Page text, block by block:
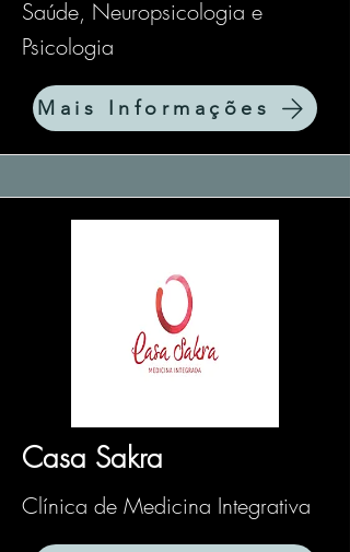
Saúde, Neuropsicologia e
Psicologia
Mais Informações
Casa Sakra
Clínica de Medicina Integrativa